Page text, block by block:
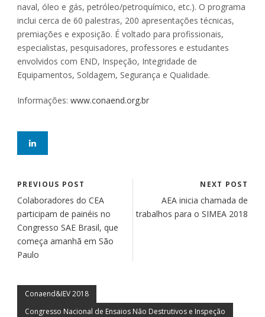
naval, óleo e gás, petróleo/petroquímico, etc.). O programa
inclui cerca de 60 palestras, 200 apresentações técnicas,
premiações e exposição. É voltado para profissionais,
especialistas, pesquisadores, professores e estudantes
envolvidos com END, Inspeção, Integridade de
Equipamentos, Soldagem, Segurança e Qualidade.
Informações: www.conaend.org.br
PREVIOUS POST
Colaboradores do CEA
participam de painéis no
Congresso SAE Brasil, que
começa amanhã em São
Paulo
NEXT POST
AEA inicia chamada de
trabalhos para o SIMEA 2018
Conaend&IEV 2018
Congresso Nacional de Ensaios Não Destrutivos e Inspeção